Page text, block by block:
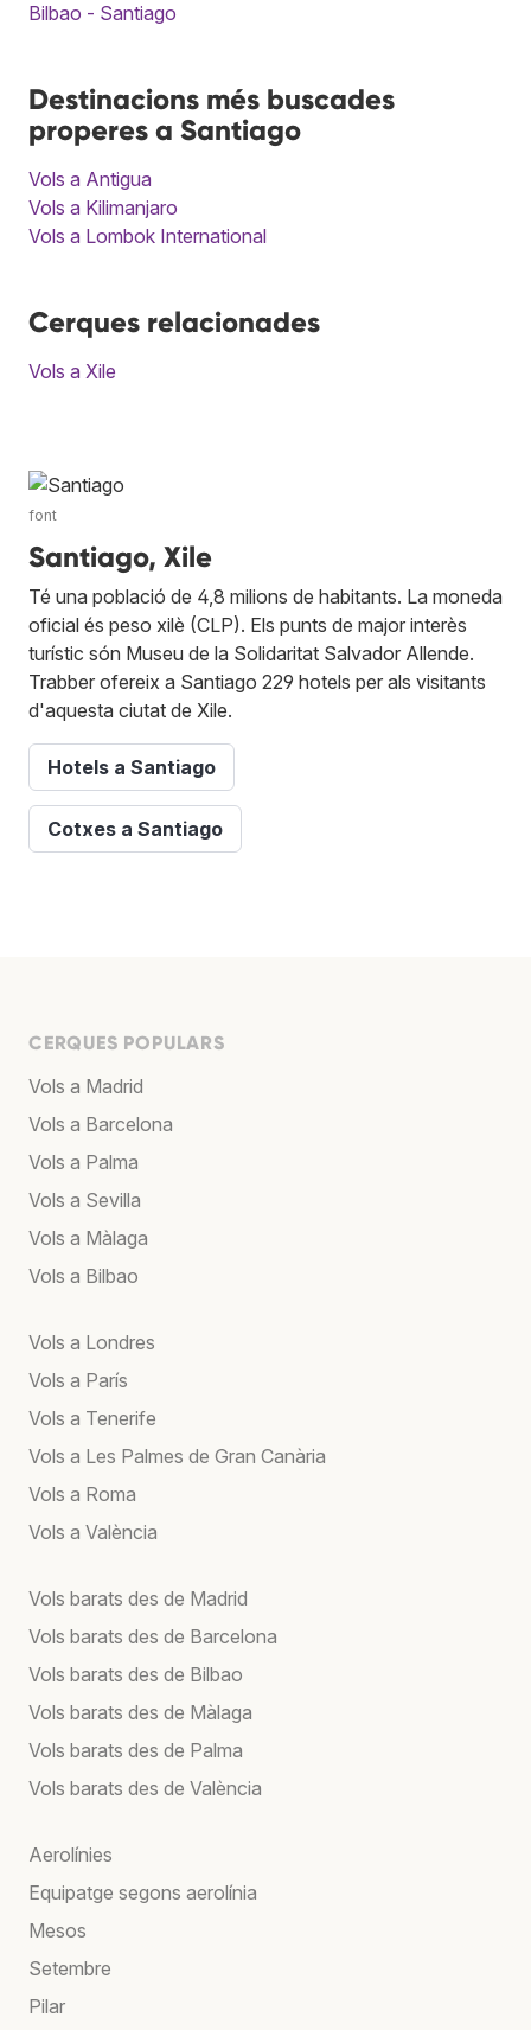
Bilbao - Santiago
Destinacions més buscades
properes a Santiago
Vols a Antigua
Vols a Kilimanjaro
Vols a Lombok International
Cerques relacionades
Vols a Xile
font
Santiago, Xile
Té una població de 4,8 milions de habitants. La moneda
oficial és peso xilè (CLP). Els punts de major interès
turístic són Museu de la Solidaritat Salvador Allende.
Trabber ofereix a Santiago 229 hotels per als visitants
d'aquesta ciutat de Xile.
Hotels a Santiago
Cotxes a Santiago
CERQUES POPULARS
Vols a Madrid
Vols a Barcelona
Vols a Palma
Vols a Sevilla
Vols a Màlaga
Vols a Bilbao
Vols a Londres
Vols a París
Vols a Tenerife
Vols a Les Palmes de Gran Canària
Vols a Roma
Vols a València
Vols barats des de Madrid
Vols barats des de Barcelona
Vols barats des de Bilbao
Vols barats des de Màlaga
Vols barats des de Palma
Vols barats des de València
Aerolínies
Equipatge segons aerolínia
Mesos
Setembre
Pilar